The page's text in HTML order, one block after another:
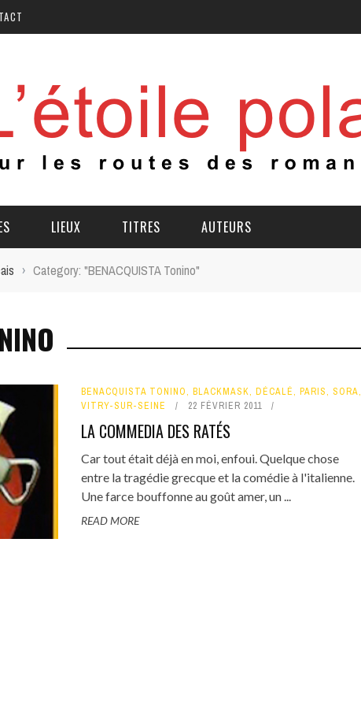
LIEUX TITRES AUTEURS
› Category: "BENACQUISTA Tonino"
BENACQUISTA TONINO, BLACKMASK, DÉCALÉ, PARIS, SORA,
VITRY-SUR-SEINE
22 FÉVRIER 2011
LA COMMEDIA DES RATÉS
Car tout était déjà en moi, enfoui. Quelque chose
entre la tragédie grecque et la comédie à l'italienne.
Une farce bouffonne au goût amer, un ...
READ MORE